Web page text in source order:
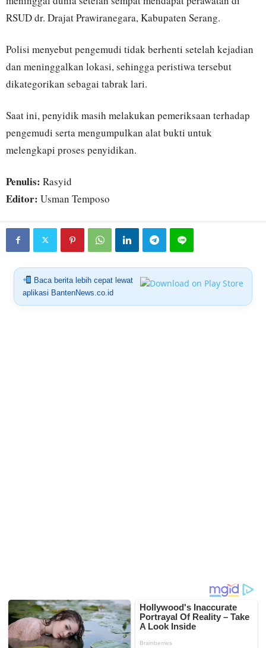
RSUD dr. Drajat Prawiranegara, Kabupaten Serang.
Polisi menyebut pengemudi tidak berhenti setelah kejadian
dan meninggalkan lokasi, sehingga peristiwa tersebut
dikategorikan sebagai tabrak lari.
Saat ini, penyidik masih melakukan pemeriksaan terhadap
pengemudi serta mengumpulkan alat bukti untuk
melengkapi proses penyidikan.
Penulis: Rasyid
Editor: Usman Temposo
Baca berita lebih cepat lewat
aplikasi BantenNews.co.id